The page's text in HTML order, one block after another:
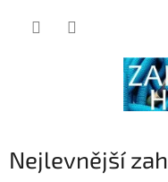
Nejlevnější